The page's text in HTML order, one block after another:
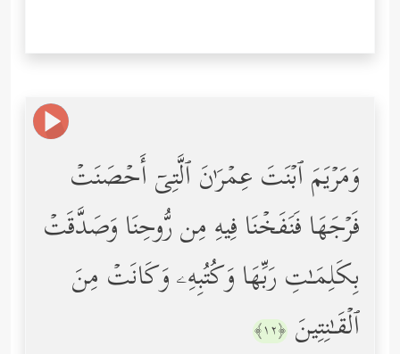
وَمَرۡیَمَ ٱبۡنَتَ عِمۡرَ ٰ⁠نَ ٱلَّتِیۤ أَحۡصَنَتۡ
فَرۡجَهَا فَنَفَخۡنَا فِیهِ مِن رُّوحِنَا وَصَدَّقَتۡ
بِكَلِمَـٰتِ رَبِّهَا وَكُتُبِهِۦ وَكَانَتۡ مِنَ
ٱلۡقَـٰنِتِینَ ﴿١٢﴾